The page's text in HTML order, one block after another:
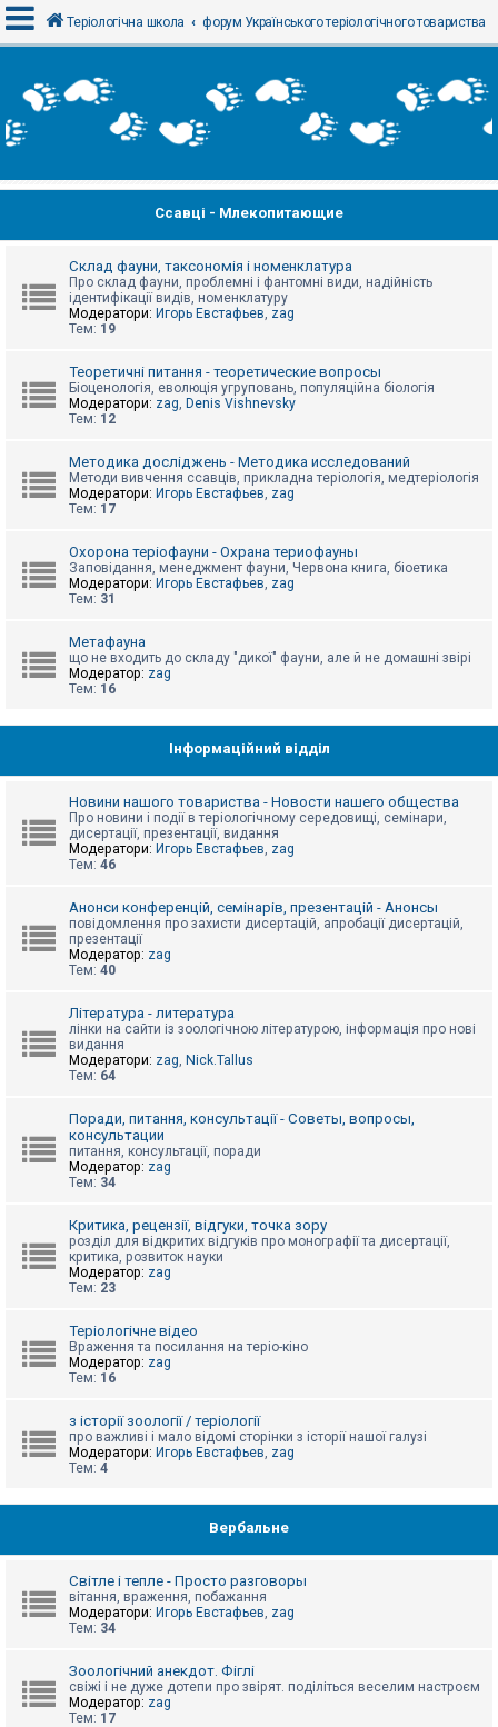
х
і
т
р
а
б
е
д
п
о
е
й
А
и
т
П
м
о
г
Теріологічна школа форум Українського теріологічного товариства
Ссавці - Млекопитающие
Склад фауни, таксономія і номенклатура
Про склад фауни, проблемні і фантомні види, надійність
ідентифікації видів, номенклатуру
Модератори: Игорь Евстафьев, zag
Тем: 19
Теоретичні питання - теоретические вопросы
Біоценологія, еволюція угруповань, популяційна біологія
Модератори: zag, Denis Vishnevsky
Тем: 12
Методика досліджень - Методика исследований
Методи вивчення ссавців, прикладна теріологія, медтеріологія
Модератори: Игорь Евстафьев, zag
Тем: 17
Охорона теріофауни - Охрана териофауны
Заповідання, менеджмент фауни, Червона книга, біоетика
Модератори: Игорь Евстафьев, zag
Тем: 31
Метафауна
що не входить до складу "дикої" фауни, але й не домашні звірі
Модератор: zag
Тем: 16
Інформаційний відділ
Новини нашого товариства - Новости нашего общества
Про новини і події в теріологічному середовищі, семінари,
дисертації, презентації, видання
Модератори: Игорь Евстафьев, zag
Тем: 46
Анонси конференцій, семінарів, презентацій - Анонсы
повідомлення про захисти дисертацій, апробації дисертацій,
презентації
Модератор: zag
Тем: 40
Література - литература
лінки на сайти із зоологічною літературою, інформація про нові
видання
Модератори: zag, Nick.Tallus
Тем: 64
Поради, питання, консультації - Советы, вопросы,
консультации
питання, консультації, поради
Модератор: zag
Тем: 34
Критика, рецензії, відгуки, точка зору
розділ для відкритих відгуків про монографії та дисертації,
критика, розвиток науки
Модератор: zag
Тем: 23
Теріологічне відео
Враження та посилання на теріо-кіно
Модератор: zag
Тем: 16
з історії зоології / теріології
про важливі і мало відомі сторінки з історії нашої галузі
Модератори: Игорь Евстафьев, zag
Тем: 4
Вербальне
Світле і тепле - Просто разговоры
вітання, враження, побажання
Модератори: Игорь Евстафьев, zag
Тем: 34
Зоологічний анекдот. Фіглі
свіжі і не дуже дотепи про звірят. поділіться веселим настроєм
Модератор: zag
Тем: 17